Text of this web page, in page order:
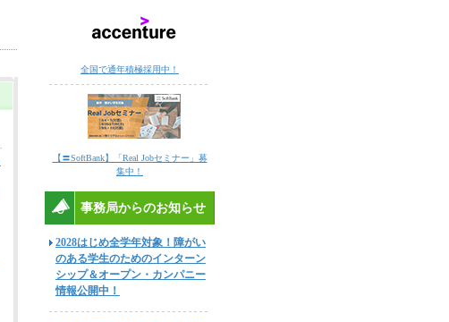
全国で通年積極採用中！
【〓SoftBank】「Real Jobセミナー」募
集中！
事務局からのお知らせ
2028はじめ全学年対象！障がい
のある学生のためのインターン
シップ＆オープン・カンパニー
情報公開中！